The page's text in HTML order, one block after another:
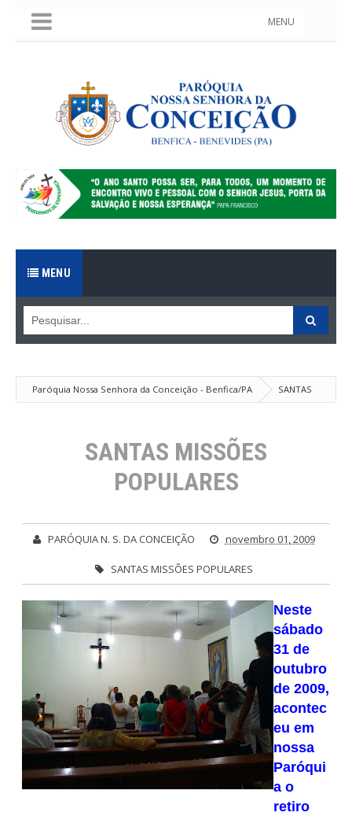
MENU
MENU
Paróquia Nossa Senhora da Conceição - Benfica/PA
SANTAS
MISSÕES POPULARES
SANTAS MISSÕES
POPULARES
PARÓQUIA N. S. DA CONCEIÇÃO novembro 01, 2009
SANTAS MISSÕES POPULARES
Neste
sábado
31 de
outubro
de 2009,
acontec
eu em
nossa
Paróqui
a o
retiro